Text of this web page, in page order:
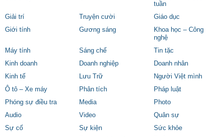
tuần
Giải trí
Truyện cười
Giáo dục
Giới tính
Gương sáng
Khoa học – Công
nghệ
Máy tính
Sáng chế
Tin tặc
Kinh doanh
Doanh nghiệp
Doanh nhân
Kinh tế
Lưu Trữ
Người Việt mình
Ô tô – Xe máy
Phân tích
Pháp luật
Phóng sự điều tra
Media
Photo
Audio
Video
Quân sự
Sự cố
Sự kiện
Sức khỏe